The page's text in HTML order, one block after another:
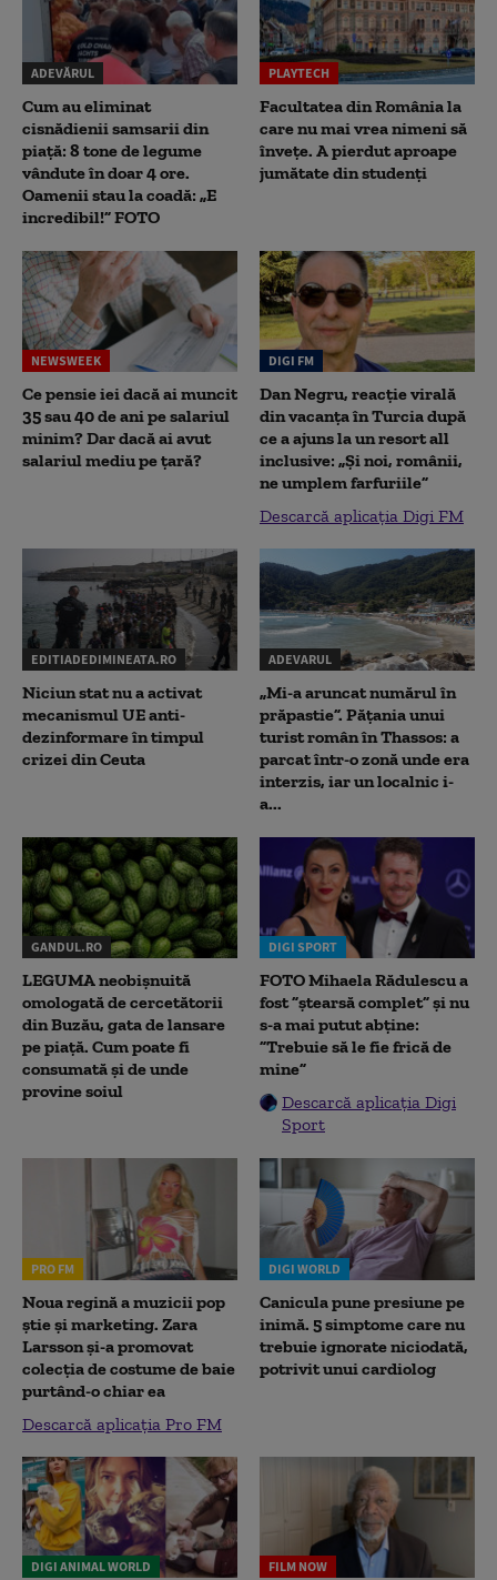
ADEVĂRUL
Cum au eliminat
cisnădienii samsarii din
piață: 8 tone de legume
vândute în doar 4 ore.
Oamenii stau la coadă: „E
incredibil!” FOTO
PLAYTECH
Facultatea din România la
care nu mai vrea nimeni să
înveţe. A pierdut aproape
jumătate din studenţi
NEWSWEEK
Ce pensie iei dacă ai muncit
35 sau 40 de ani pe salariul
minim? Dar dacă ai avut
salariul mediu pe țară?
DIGI FM
Dan Negru, reacție virală
din vacanța în Turcia după
ce a ajuns la un resort all
inclusive: „Și noi, românii,
ne umplem farfuriile”
Descarcă aplicația Digi FM
EDITIADEDIMINEATA.RO
Niciun stat nu a activat
mecanismul UE anti-
dezinformare în timpul
crizei din Ceuta
ADEVARUL
„Mi-a aruncat numărul în
prăpastie”. Pățania unui
turist român în Thassos: a
parcat într-o zonă unde era
interzis, iar un localnic i-
a...
GANDUL.RO
LEGUMA neobișnuită
omologată de cercetătorii
din Buzău, gata de lansare
pe piață. Cum poate fi
consumată și de unde
provine soiul
DIGI SPORT
FOTO Mihaela Rădulescu a
fost ”ștearsă complet” și nu
s-a mai putut abține:
”Trebuie să le fie frică de
mine”
Descarcă aplicația Digi
Sport
PRO FM
Noua regină a muzicii pop
știe și marketing. Zara
Larsson și-a promovat
colecția de costume de baie
purtând-o chiar ea
Descarcă aplicația Pro FM
DIGI WORLD
Canicula pune presiune pe
inimă. 5 simptome care nu
trebuie ignorate niciodată,
potrivit unui cardiolog
DIGI ANIMAL WORLD FILM NOW